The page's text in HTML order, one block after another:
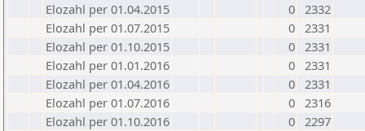
Elozahl per 01.04.2015
0 2332
Elozahl per 01.07.2015
0 2331
Elozahl per 01.10.2015
0 2331
Elozahl per 01.01.2016
0 2331
Elozahl per 01.04.2016
0 2331
Elozahl per 01.07.2016
0 2316
Elozahl per 01.10.2016
0 2297